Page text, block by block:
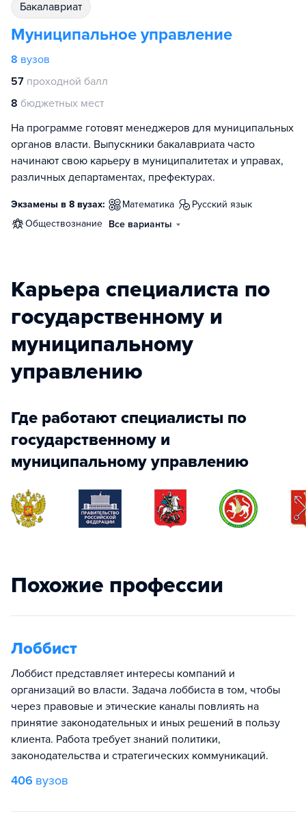
бакалавриат
Муниципальное управление
8 вузов
57 проходной балл
8 бюджетных мест
На программе готовят менеджеров для муниципальных
органов власти. Выпускники бакалавриата часто
начинают свою карьеру в муниципалитетах и управах,
различных департаментах, префектурах.
Экзамены в 8 вузах: математика
русский язык
обществознание Все варианты
Карьера специалиста по
государственному и
муниципальному
управлению
Где работают специалисты по
государственному и
муниципальному управлению
Похожие профессии
Лоббист
Лоббист представляет интересы компаний и
организаций во власти. Задача лоббиста в том, чтобы
через правовые и этические каналы повлиять на
принятие законодательных и иных решений в пользу
клиента. Работа требует знаний политики,
законодательства и стратегических коммуникаций.
406 вузов